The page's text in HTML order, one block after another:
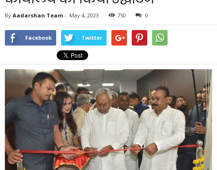
By Aadarshan Team - May 4, 2023 750 0
Facebook Twitter